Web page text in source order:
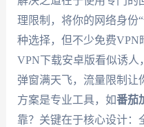
理限制，将你的网络身份
种选择，但不少免费
VPN下载安卓版看似诱人
弹窗满天飞，流量限制让
方案是专业工具，如番茄
靠？关键在于核心设计：